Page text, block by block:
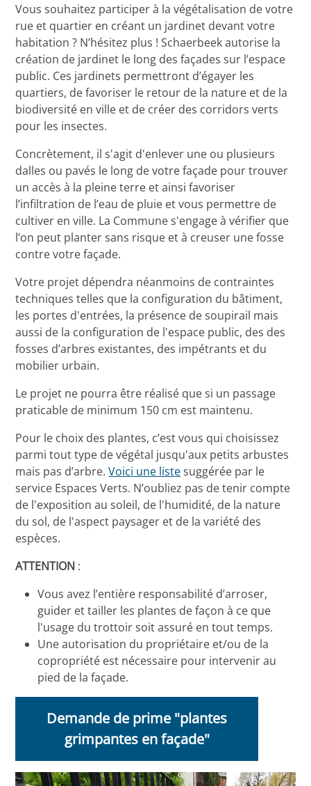
Vous souhaitez participer à la végétalisation de votre
rue et quartier en créant un jardinet devant votre
habitation ? N’hésitez plus ! Schaerbeek autorise la
création de jardinet le long des façades sur l’espace
public. Ces jardinets permettront d’égayer les
quartiers, de favoriser le retour de la nature et de la
biodiversité en ville et de créer des corridors verts
pour les insectes.
Concrètement, il s'agit d'enlever une ou plusieurs
dalles ou pavés le long de votre façade pour trouver
un accès à la pleine terre et ainsi favoriser
l’infiltration de l’eau de pluie et vous permettre de
cultiver en ville. La Commune s'engage à vérifier que
l’on peut planter sans risque et à creuser une fosse
contre votre façade.
Votre projet dépendra néanmoins de contraintes
techniques telles que la configuration du bâtiment,
les portes d'entrées, la présence de soupirail mais
aussi de la configuration de l'espace public, des des
fosses d’arbres existantes, des impétrants et du
mobilier urbain.
Le projet ne pourra être réalisé que si un passage
praticable de minimum 150 cm est maintenu.
Pour le choix des plantes, c’est vous qui choisissez
parmi tout type de végétal jusqu'aux petits arbustes
mais pas d’arbre.Voici une listesuggérée par le
service Espaces Verts. N’oubliez pas de tenir compte
de l'exposition au soleil, de l'humidité, de la nature
du sol, de l'aspect paysager et de la variété des
espèces.
ATTENTION :
Vous avez l’entière responsabilité d’arroser,
guider et tailler les plantes de façon à ce que
l'usage du trottoir soit assuré en tout temps.
Une autorisation du propriétaire et/ou de la
copropriété est nécessaire pour intervenir au
pied de la façade.
Demande de prime "plantes
grimpantes en façade"